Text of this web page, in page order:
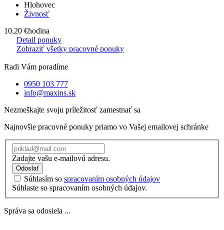
Hlohovec
Živnosť
10,20 €hodina
Detail ponuky
Zobraziť všetky pracovné ponuky
Radi Vám poradíme
0950 103 777
info@maxins.sk
Nezmeškajte svoju príležitosť zamestnať sa
Najnovšie pracovné ponuky priamo vo Vašej emailovej schránke
Zadajte vašu e-mailovú adresu.
Odoslať
Súhlasím so spracovaním osobných údajov
Súhlaste so spracovaním osobných údajov.
Správa sa odosiela ...